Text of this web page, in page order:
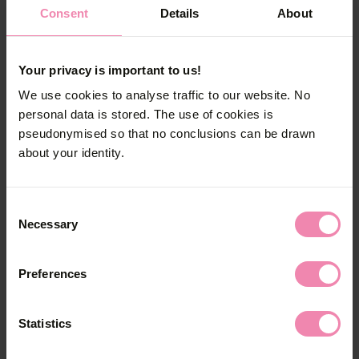
Consent Details About
Your privacy is important to us!
We use cookies to analyse traffic to our website. No
personal data is stored. The use of cookies is
pseudonymised so that no conclusions can be drawn
about your identity.
Selection
Necessary
Preferences
Statistics
Syphilis wird mit Antibiotika behandelt. Wenn
die Infektion rechtzeitig erkannt wird, ist sie
heilbar.
lassen?
überlegt werden, von wem die Infektion
worden sein könnte. Diese Sexpartner und
Sexpartnerinnen sollen über die Diagnose